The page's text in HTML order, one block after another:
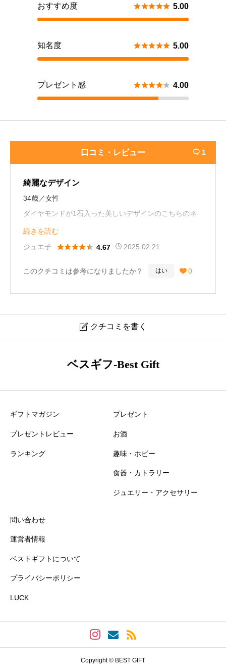
おすすめ度  5.00
知名度  5.00
プレゼント感  4.00
口コミ・レビュー  1
綺麗なデザイン
34歳／女性
ダイヤモンドが1石入った美しいデザインのこちらのネ
ックレス。
会社でもつけやすく、ずっと着けていたくなるほど。
続きを読む
ジュエ子
 4.67 2025.02.21
このクチコミは参考になりましたか？ はい  0
 クチコミを書く
24944387 口コミ・レビュー
星の数をお選びください
知名度
星の数をお選びください
ベスギフ-Best Gift
ギフトマガジン
プレゼントレビュー
ランキング
プレゼント
お酒
趣味・ホビー
食器・カトラリー
ジュエリー・アクセサリー
問い合わせ
運営者情報
ベストギフトについて
プライバシーポリシー
LUCK
Copyright © BEST GIFT